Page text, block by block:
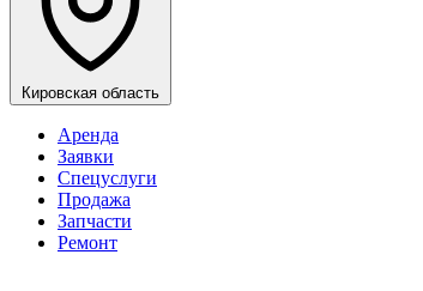
Кировская область
Аренда
Заявки
Спецуслуги
Продажа
Запчасти
Ремонт